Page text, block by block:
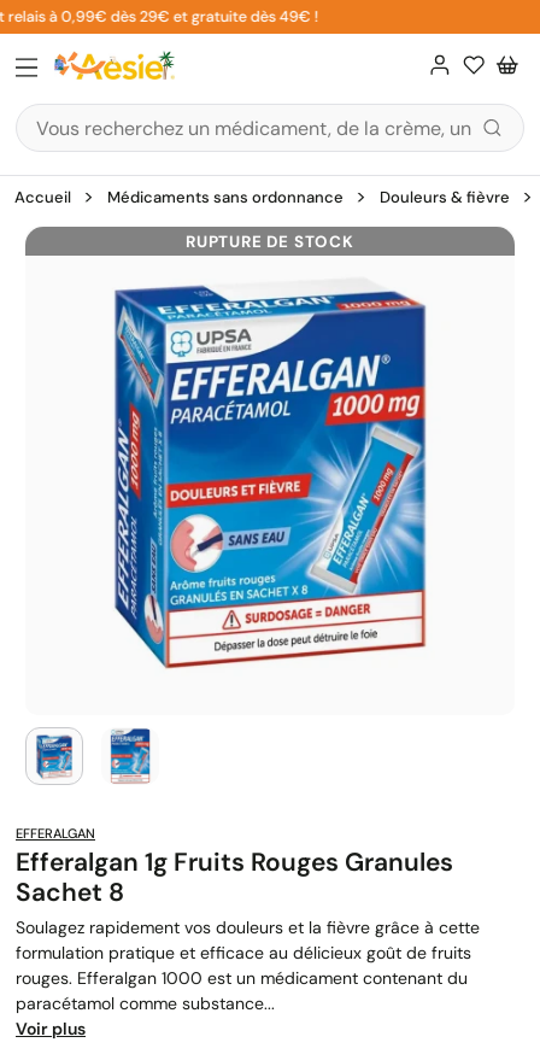
Aller
au
contenu
à 0,99€ dès 29€ et gratuite dès 49€ !
Accueil Médicaments sans ordonnance Douleurs & fièvre
RUPTURE DE STOCK
EFFERALGAN
Efferalgan 1g Fruits Rouges Granules
Sachet 8
Soulagez rapidement vos douleurs et la fièvre grâce à cette
formulation pratique et efficace au délicieux goût de fruits
rouges. Efferalgan 1000 est un médicament contenant du
paracétamol comme substance...
Voir plus